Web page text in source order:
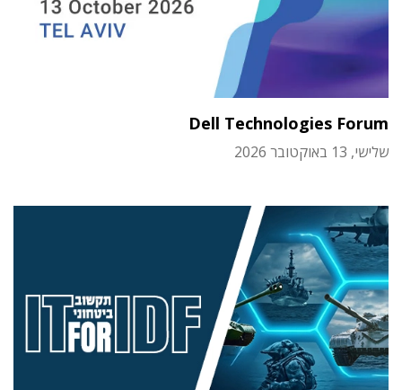
Dell Technologies Forum
שלישי, 13 באוקטובר 2026